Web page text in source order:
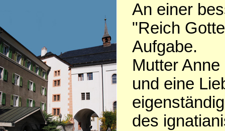
An einer
"Reich
Aufgabe.
Mutter
und eine
des